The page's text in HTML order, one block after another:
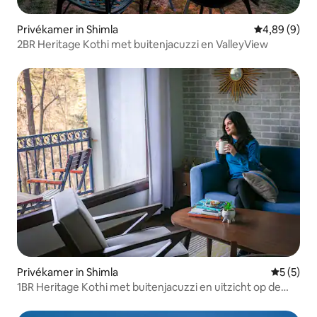
Privékamer in Shimla Gemiddelde
4,89 (9)
2BR Heritage Kothi met buitenjacuzzi en ValleyView
Privékamer in Shimla
5 (5)
1BR Heritage Kothi met buitenjacuzzi en uitzicht op de